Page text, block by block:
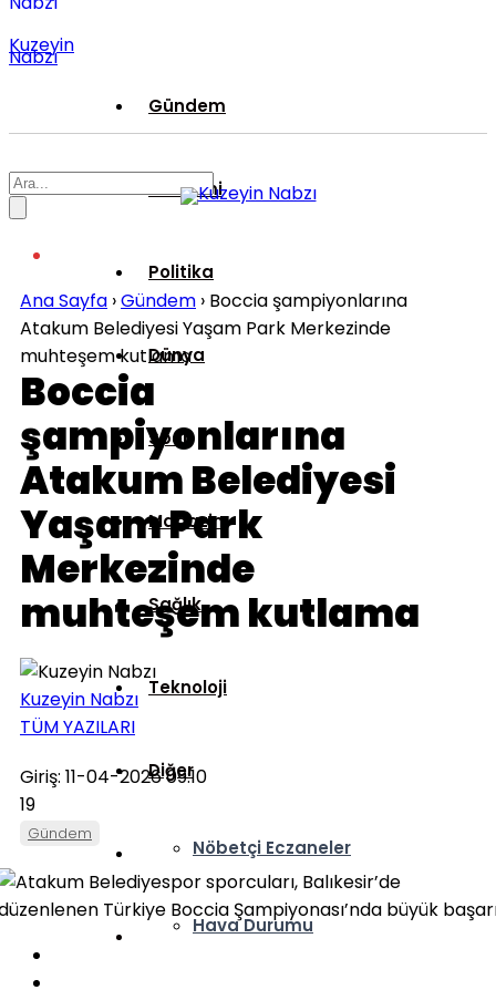
Kuzeyin
Nabzı
Gündem
Ekonomi
Politika
Dünya
Spor
Magazin
Sağlık
Teknoloji
Diğer
Nöbetçi Eczaneler
Hava Durumu
Ana Sayfa ›Gündem › Boccia şampiyonlarına
Atakum Belediyesi Yaşam Park Merkezinde
muhteşem kutlama
Boccia
şampiyonlarına
Atakum Belediyesi
Yaşam Park
Merkezinde
muhteşem kutlama
Kuzeyin Nabzı
TÜM YAZILARI
Giriş: 11-04-2026 09:10
19
Gündem